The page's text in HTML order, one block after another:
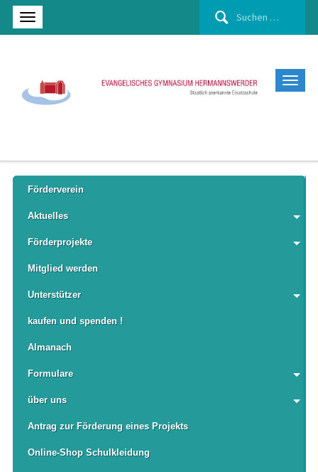
Suchen
Förderverein
Aktuelles
Förderprojekte
Mitglied werden
Unterstützer
kaufen und spenden !
Almanach
Formulare
über uns
Antrag zur Förderung eines Projekts
Online-Shop Schulkleidung